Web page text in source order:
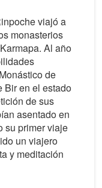
viajó a
monasterios
Al año
de
Bir en el estado
de sus
asentado en
su primer viaje
un viajero
y meditación